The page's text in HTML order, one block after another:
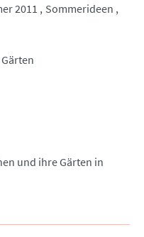
2011
Sommerideen
und ihre Gärten in